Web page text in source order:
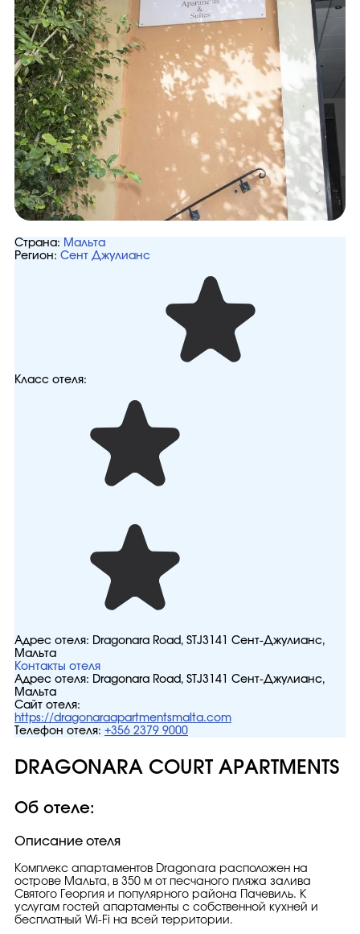
Страна: Мальта
Регион: Сент Джулианс
Класс отеля:
Адрес отеля: Dragonara Road, STJ3141 Сент-Джулианс,
Мальта
Контакты отеля
Адрес отеля: Dragonara Road, STJ3141 Сент-Джулианс,
Мальта
Сайт отеля:
https://dragonaraapartmentsmalta.com
Телефон отеля: +356 2379 9000
DRAGONARA COURT APARTMENTS
Об отеле:
Описание отеля
Комплекс апартаментов Dragonara расположен на
острове Мальта, в 350 м от песчаного пляжа залива
Святого Георгия и популярного района Пачевиль. К
услугам гостей апартаменты с собственной кухней и
бесплатный Wi-Fi на всей территории.